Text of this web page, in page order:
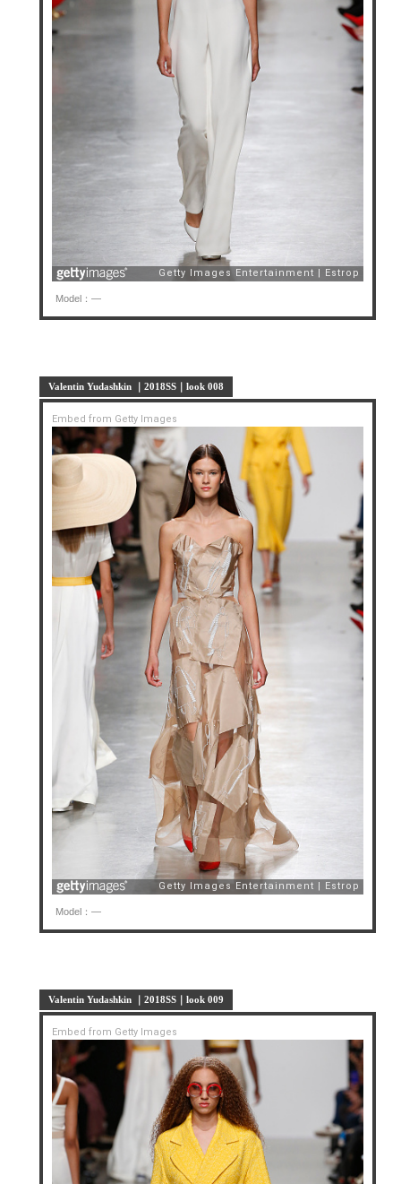
Model：—
Valentin Yudashkin ｜2018SS｜look 008
Embed from Getty Images
Model：—
Valentin Yudashkin ｜2018SS｜look 009
Embed from Getty Images